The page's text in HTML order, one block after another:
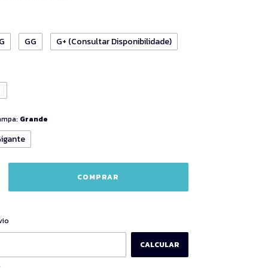
G GG G+ (Consultar Disponibilidade)
Grande
CALCULAR